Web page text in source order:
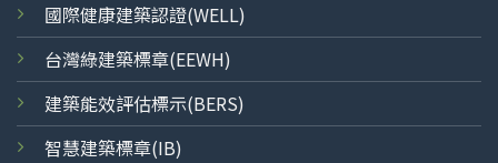
國際健康建築認證(WELL)
台灣綠建築標章(EEWH)
建築能效評估標示(BERS)
智慧建築標章(IB)